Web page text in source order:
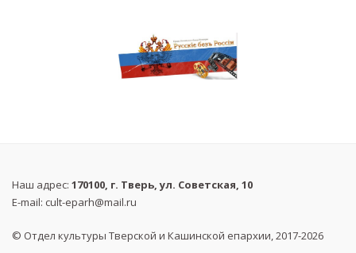
Наш адрес: 170100, г. Тверь, ул. Советская, 10
E-mail: cult-eparh@mail.ru
© Отдел культуры Тверской и Кашинской епархии, 2017-2026